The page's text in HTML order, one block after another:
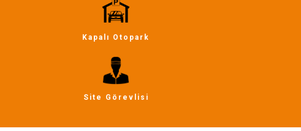
Kapalı Otopark
Site Görevlisi